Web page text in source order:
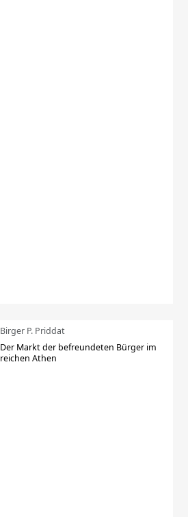
Birger P. Priddat
Der Markt der befreundeten Bürger im
reichen Athen